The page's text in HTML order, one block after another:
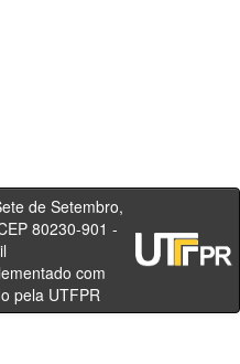
Setembro,
80230-901 -
- Brasil
com
pela UTFPR